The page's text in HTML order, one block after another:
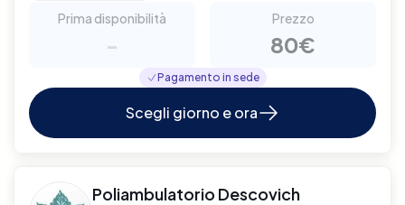
Prima disponibilità
-
Prezzo
80€
Pagamento in sede
Scegli giorno e ora
Poliambulatorio Descovich